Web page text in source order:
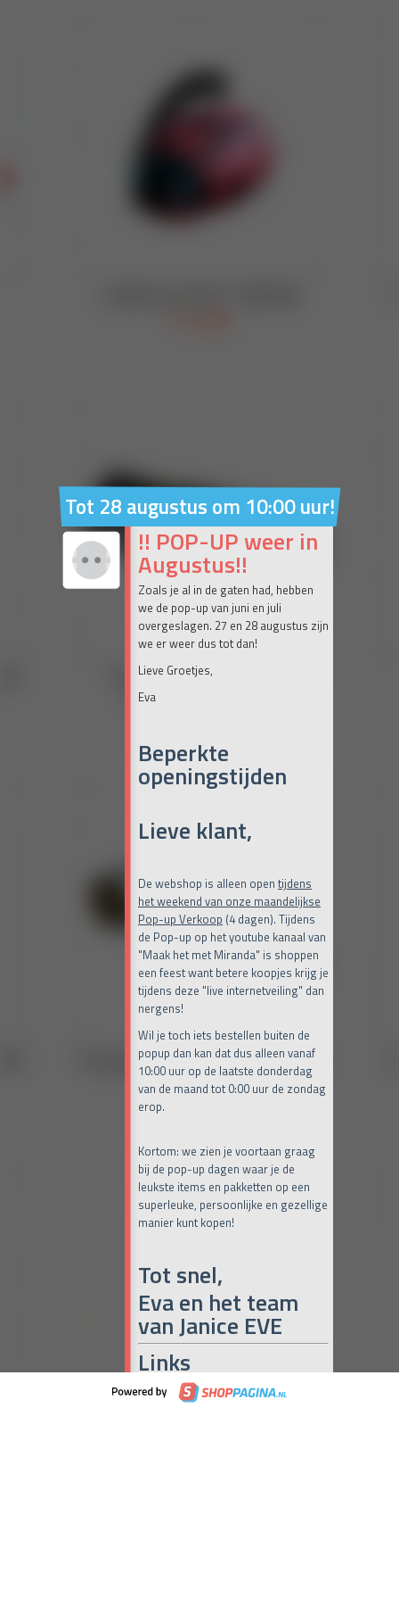
Tot 28 augustus om 10:00 uur!
!! POP-UP weer in
Augustus!!
Zoals je al in de gaten had, hebben
we de pop-up van juni en juli
overgeslagen. 27 en 28 augustus zijn
we er weer dus tot dan!
Lieve Groetjes,
Eva
Beperkte
openingstijden
Lieve klant,
De webshop is alleen open tijdens
het weekend van onze maandelijkse
Pop-up Verkoop (4 dagen). Tijdens
de Pop-up op het youtube kanaal van
"Maak het met Miranda" is shoppen
een feest want betere koopjes krijg je
tijdens deze "live internetveiling" dan
nergens!
Wil je toch iets bestellen buiten de
popup dan kan dat dus alleen vanaf
10:00 uur op de laatste donderdag
van de maand tot 0:00 uur de zondag
erop.
Kortom: we zien je voortaan graag
bij de pop-up dagen waar je de
leukste items en pakketten op een
superleuke, persoonlijke en gezellige
manier kunt kopen!
Tot snel,
Eva en het team
van Janice EVE
Links
Online Café Miranda(iedere dag om
10:00, 15:00 en 19:00 uur)